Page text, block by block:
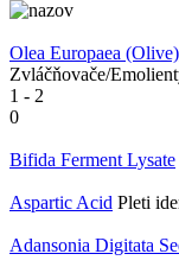
Olea Europaea
Zvláčňovače/
1 - 2
0
Bifida Ferment Lysate
Aspartic Acid Pleti
Adansonia Digitata